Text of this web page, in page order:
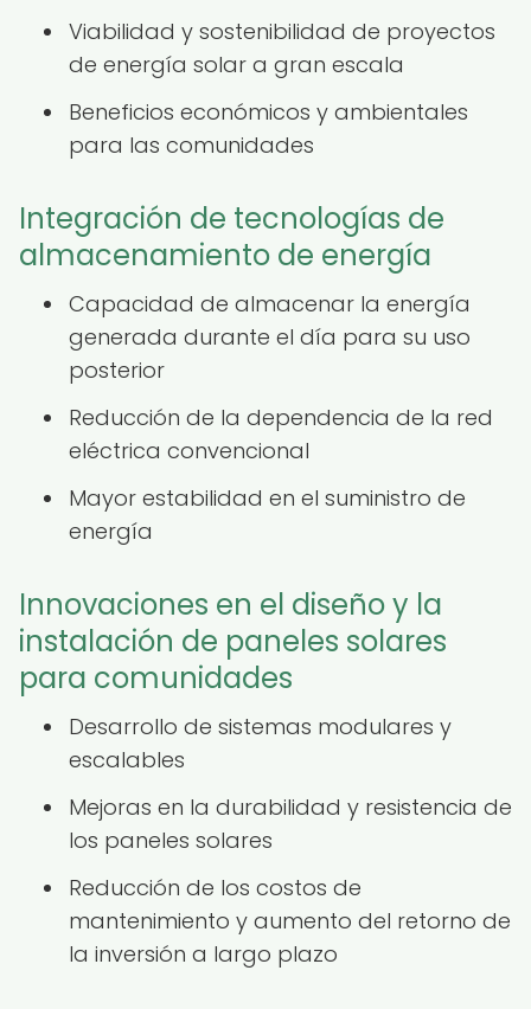
Viabilidad y sostenibilidad de proyectos
de energía solar a gran escala
Beneficios económicos y ambientales
para las comunidades
Integración de tecnologías de
almacenamiento de energía
Capacidad de almacenar la energía
generada durante el día para su uso
posterior
Reducción de la dependencia de la red
eléctrica convencional
Mayor estabilidad en el suministro de
energía
Innovaciones en el diseño y la
instalación de paneles solares
para comunidades
Desarrollo de sistemas modulares y
escalables
Mejoras en la durabilidad y resistencia de
los paneles solares
Reducción de los costos de
mantenimiento y aumento del retorno de
la inversión a largo plazo